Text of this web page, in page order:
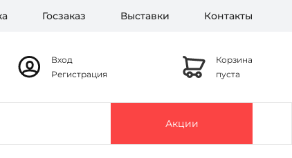
Госзаказ Выставки Контакты
Вход
Регистрация
Корзина
пуста
Акции